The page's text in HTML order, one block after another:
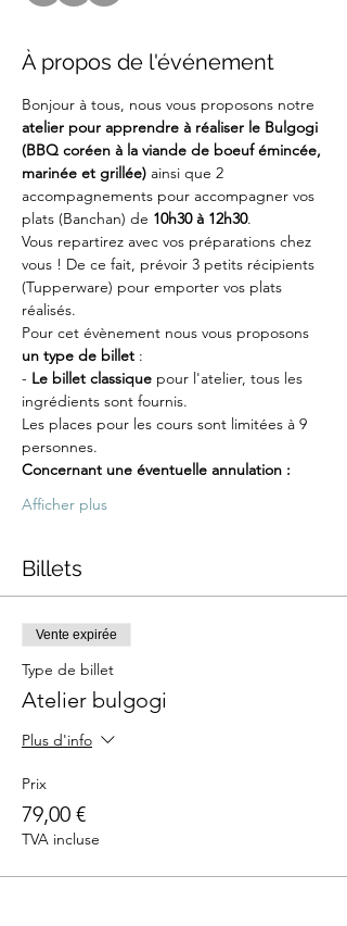
À propos de l'événement
Bonjour à tous, nous vous proposons notre
atelier pour apprendre à réaliser le Bulgogi
(BBQ coréen à la viande de boeuf émincée,
marinée et grillée) ainsi que 2
accompagnements pour accompagner vos
plats (Banchan) de 10h30 à 12h30.
Vous repartirez avec vos préparations chez
vous ! De ce fait, prévoir 3 petits récipients
(Tupperware) pour emporter vos plats
réalisés.
Pour cet évènement nous vous proposons
un type de billet :
- Le billet classique pour l'atelier, tous les
ingrédients sont fournis.
Les places pour les cours sont limitées à 9
personnes.
Concernant une éventuelle annulation :
Afficher plus
Billets
Vente expirée
Type de billet
Atelier bulgogi
Plus d'info
Prix
79,00 €
TVA incluse